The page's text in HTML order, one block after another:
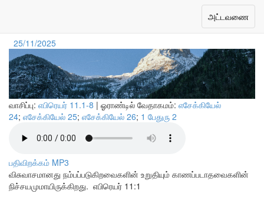
Toggle
navigation
அட்டவணை
25/11/2025
வாசிப்பு: எபிரெயர் 11.1-8 | ஓராண்டில் வேதாகமம்: எசேக்கியேல்
24; எசேக்கியேல் 25; எசேக்கியேல் 26; 1 பேதுரு 2
பதிவிறக்கம் MP3
விசுவாசமானது நம்பப்படுகிறவைகளின் உறுதியும் காணப்படாதவைகளின்
நிச்சயமுமாயிருக்கிறது. எபிரெயர் 11:1